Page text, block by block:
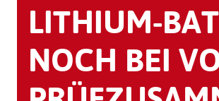
LITHIUM-
NOCH BEI